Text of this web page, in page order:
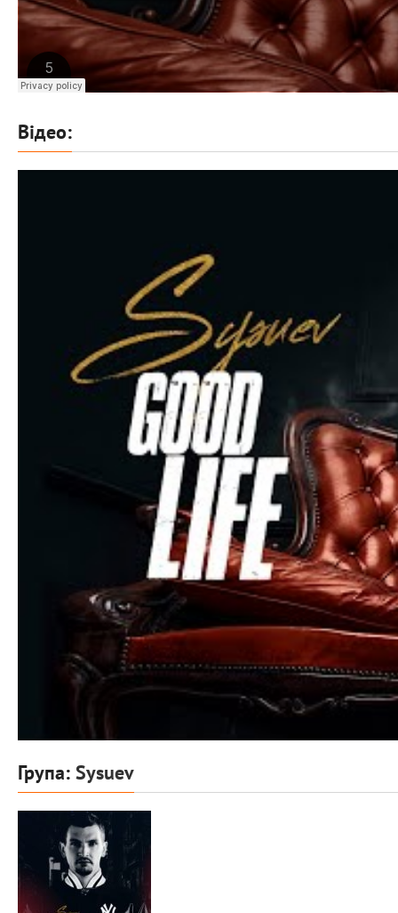
Відео:
Група: Sysuev